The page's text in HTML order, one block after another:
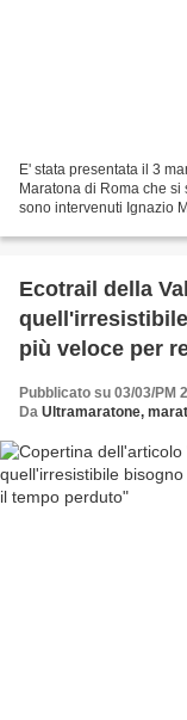
E' stata presentata il 3
Maratona di Roma che
sono intervenuti Ignazio
Ecotrail della
più veloce per
Pubblicato su 03/03/PM
Da Ultramaratone,